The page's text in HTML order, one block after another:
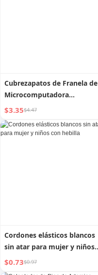
Cubrezapatos de Franela de
Microcomputadora
Antideslizantes para el
Hogar, Lavables y
Reutilizables
$3.35$4.47
Cordones elásticos blancos
sin atar para mujer y niños
con hebilla
$0.73$0.97